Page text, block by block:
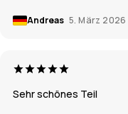
Andreas 5. März 2026
Sehr schönes Teil